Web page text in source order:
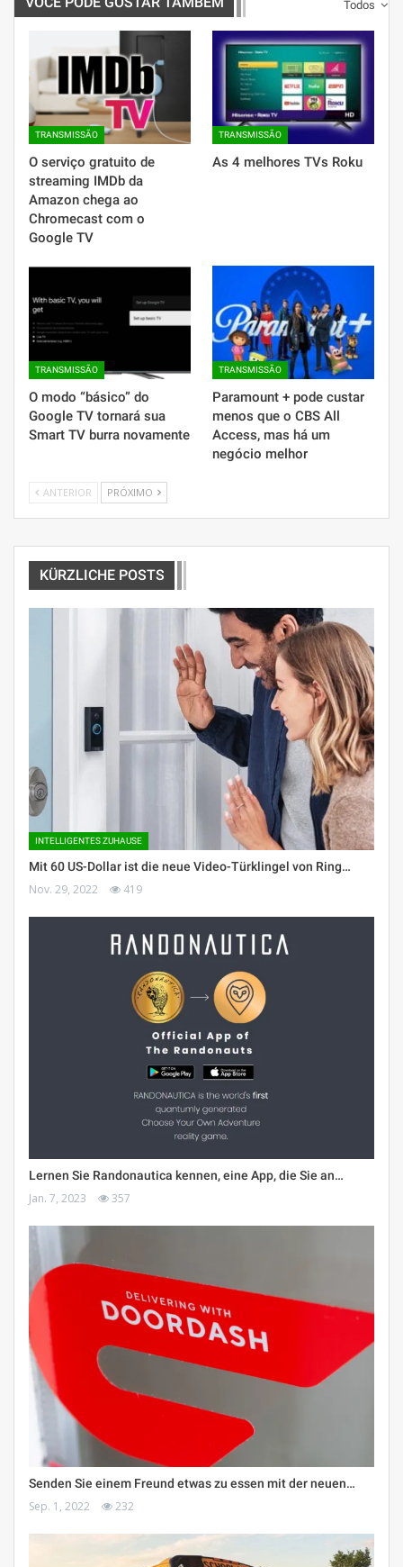
Todos
TRANSMISSÃO
O serviço gratuito de
streaming IMDb da
Amazon chega ao
Chromecast com o
Google TV
TRANSMISSÃO
As 4 melhores TVs Roku
TRANSMISSÃO
O modo “básico” do
Google TV tornará sua
Smart TV burra novamente
TRANSMISSÃO
Paramount + pode custar
menos que o CBS All
Access, mas há um
negócio melhor
ANTERIOR PRÓXIMO
KÜRZLICHE POSTS
INTELLIGENTES ZUHAUSE
Mit 60 US-Dollar ist die neue Video-Türklingel von Ring…
Nov. 29, 2022 419
Lernen Sie Randonautica kennen, eine App, die Sie an…
Jan. 7, 2023 357
Senden Sie einem Freund etwas zu essen mit der neuen…
Sep. 1, 2022 232